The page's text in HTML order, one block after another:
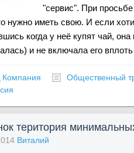
"сервис". При
нужно иметь свою. И если
когда у неё купят чай,
и не включала его
Общественный
територия
Виталий